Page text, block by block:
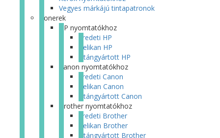
Vegyes márkájú tintapatronok
Tonerek
HP nyomtatókhoz
Eredeti HP
Pelikan HP
Utángyártott HP
Canon nyomtatókhoz
Eredeti Canon
Pelikan Canon
Utángyártott Canon
Brother nyomtatókhoz
Eredeti Brother
Pelikan Brother
Utángyártott Brother